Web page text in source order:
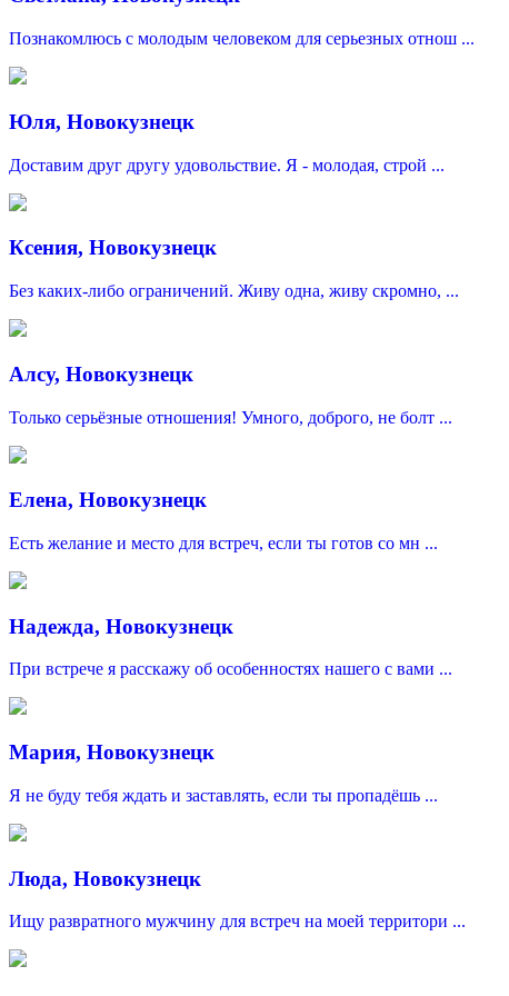
Познакомлюсь с молодым человеком для серьезных отнош ...
Юля, Новокузнецк
Доставим друг другу удовольствие. Я - молодая, строй ...
Ксения, Новокузнецк
Без каких-либо ограничений. Живу одна, живу скромно, ...
Алсу, Новокузнецк
Только серьёзные отношения! Умного, доброго, не болт ...
Елена, Новокузнецк
Есть желание и место для встреч, если ты готов со мн ...
Надежда, Новокузнецк
При встрече я расскажу об особенностях нашего с вами ...
Мария, Новокузнецк
Я не буду тебя ждать и заставлять, если ты пропадёшь ...
Люда, Новокузнецк
Ищу развратного мужчину для встреч на моей территори ...